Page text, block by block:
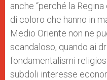
anche “perché la
di coloro che hanno in
Medio Oriente non ne
scandaloso, quando ai
fondamentalismi
subdoli interesse